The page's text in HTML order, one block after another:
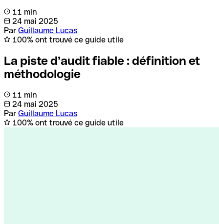
11 min
24 mai 2025
Par Guillaume Lucas
100% ont trouvé ce guide utile
La piste d’audit fiable : définition et
méthodologie
11 min
24 mai 2025
Par Guillaume Lucas
100% ont trouvé ce guide utile